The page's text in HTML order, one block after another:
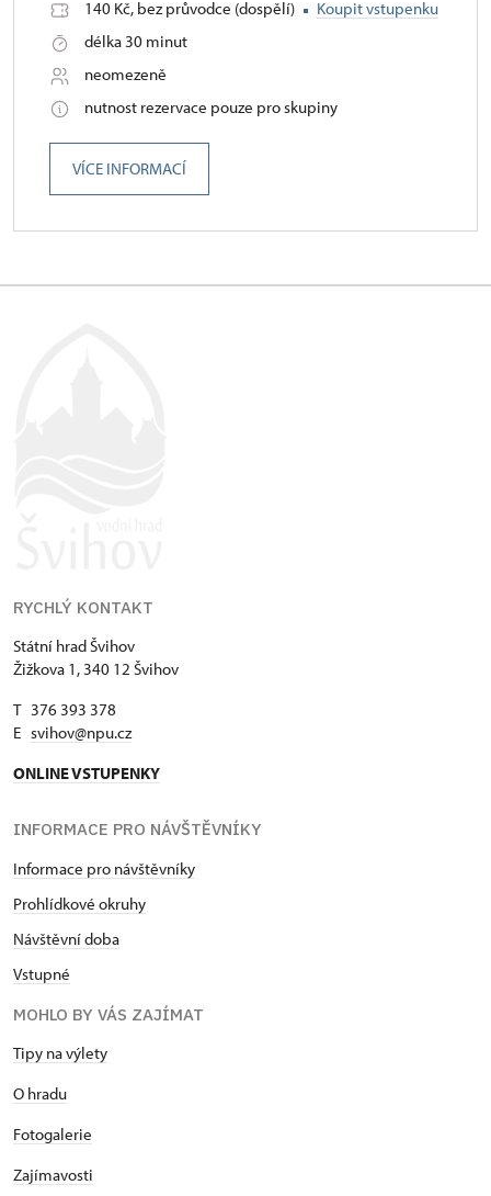
140 Kč, bez průvodce (dospělí)
Koupit vstupenku
délka 30 minut
neomezeně
nutnost rezervace pouze pro skupiny
VÍCE INFORMACÍ
RYCHLÝ KONTAKT
Státní hrad Švihov
Žižkova 1, 340 12 Švihov
T 376 393 378
E svihov@npu.cz
ONLINE VSTUPENKY
INFORMACE PRO NÁVŠTĚVNÍKY
Informace pro návštěvníky
Prohlídkové okruhy
Návštěvní doba
Vstupné
MOHLO BY VÁS ZAJÍMAT
Tipy na výlety
O hradu
Fotogalerie
Zajímavosti